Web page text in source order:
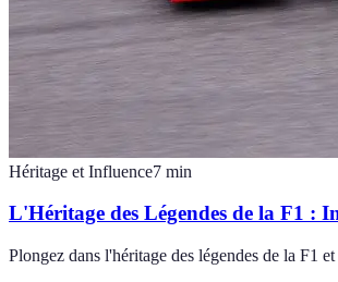
Héritage et Influence7 min
L'Héritage des Légendes de la F1 :
Plongez dans l'héritage des légendes de la F1